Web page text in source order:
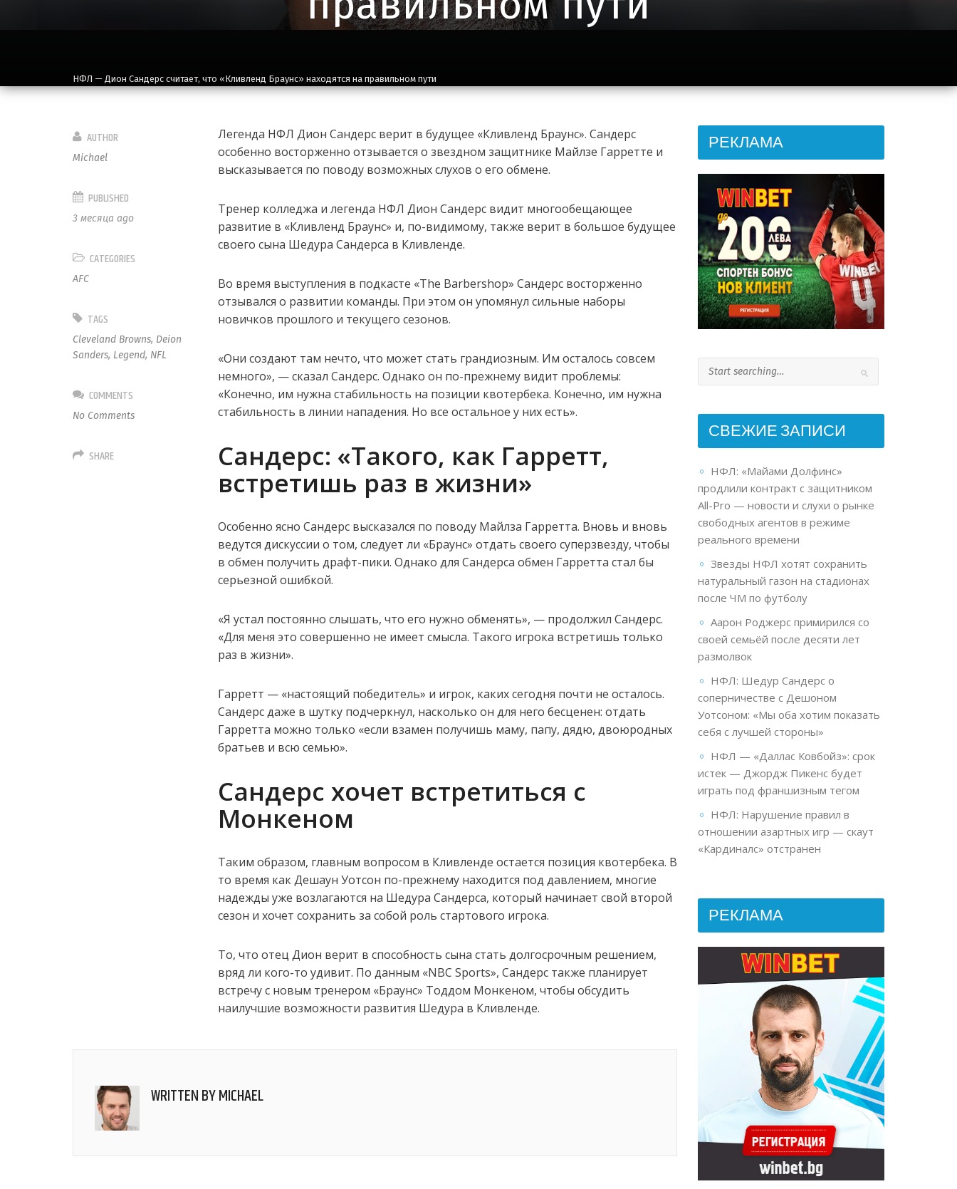
НФЛ — Дион Сандерс считает, что «Кливленд Браунс» находятся на правильном пути
Легенда НФЛ Дион Сандерс верит в будущее «Кливленд Браунс». Сандерс
особенно восторженно отзывается о звездном защитнике Майлзе Гарретте и
высказывается по поводу возможных слухов о его обмене.
Тренер колледжа и легенда НФЛ Дион Сандерс видит многообещающее
развитие в «Кливленд Браунс» и, по-видимому, также верит в большое будущее
своего сына Шедура Сандерса в Кливленде.
Во время выступления в подкасте «The Barbershop» Сандерс восторженно
отзывался о развитии команды. При этом он упомянул сильные наборы
новичков прошлого и текущего сезонов.
«Они создают там нечто, что может стать грандиозным. Им осталось совсем
немного», — сказал Сандерс. Однако он по-прежнему видит проблемы:
«Конечно, им нужна стабильность на позиции квотербека. Конечно, им нужна
стабильность в линии нападения. Но все остальное у них есть».
Сандерс: «Такого, как Гарретт,
встретишь раз в жизни»
Особенно ясно Сандерс высказался по поводу Майлза Гарретта. Вновь и вновь
ведутся дискуссии о том, следует ли «Браунс» отдать своего суперзвезду, чтобы
в обмен получить драфт-пики. Однако для Сандерса обмен Гарретта стал бы
серьезной ошибкой.
«Я устал постоянно слышать, что его нужно обменять», — продолжил Сандерс.
«Для меня это совершенно не имеет смысла. Такого игрока встретишь только
раз в жизни».
Гарретт — «настоящий победитель» и игрок, каких сегодня почти не осталось.
Сандерс даже в шутку подчеркнул, насколько он для него бесценен: отдать
Гарретта можно только «если взамен получишь маму, папу, дядю, двоюродных
братьев и всю семью».
Сандерс хочет встретиться с
Монкеном
Таким образом, главным вопросом в Кливленде остается позиция квотербека. В
то время как Дешаун Уотсон по-прежнему находится под давлением, многие
надежды уже возлагаются на Шедура Сандерса, который начинает свой второй
сезон и хочет сохранить за собой роль стартового игрока.
То, что отец Дион верит в способность сына стать долгосрочным решением,
вряд ли кого-то удивит. По данным «NBC Sports», Сандерс также планирует
встречу с новым тренером «Браунс» Тоддом Монкеном, чтобы обсудить
наилучшие возможности развития Шедура в Кливленде.
AUTHOR
Michael
PUBLISHED
3 месяца ago
CATEGORIES
AFC
TAGS
Cleveland Browns, Deion
Sanders, Legend, NFL
COMMENTS
No Comments
SHARE
WRITTEN BYMICHAEL
РЕКЛАМА
СВЕЖИЕ ЗАПИСИ
НФЛ: «Майами Долфинс»
продлили контракт с защитником
All-Pro — новости и слухи о рынке
свободных агентов в режиме
реального времени
Звезды НФЛ хотят сохранить
натуральный газон на стадионах
после ЧМ по футболу
Аарон Роджерс примирился со
своей семьёй после десяти лет
размолвок
НФЛ: Шедур Сандерс о
соперничестве с Дешоном
Уотсоном: «Мы оба хотим показать
себя с лучшей стороны»
НФЛ — «Даллас Ковбойз»: срок
истек — Джордж Пикенс будет
играть под франшизным тегом
НФЛ: Нарушение правил в
отношении азартных игр — скаут
«Кардиналс» отстранен
РЕКЛАМА